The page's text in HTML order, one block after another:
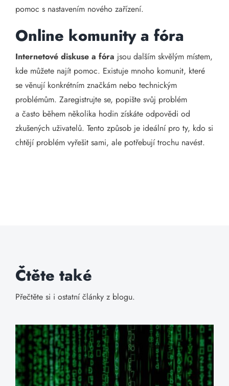
pomoc s nastavením nového zařízení.
Online komunity a fóra
Internetové diskuse a fóra jsou dalším skvělým místem,
kde můžete najít pomoc. Existuje mnoho komunit, které
se věnují konkrétním značkám nebo technickým
problémům. Zaregistrujte se, popište svůj problém
a často během několika hodin získáte odpovědi od
zkušených uživatelů. Tento způsob je ideální pro ty, kdo si
chtějí problém vyřešit sami, ale potřebují trochu navést.
Čtěte také
Přečtěte si i ostatní články z blogu.